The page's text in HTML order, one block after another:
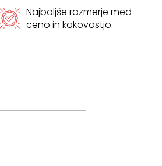
Najboljše razmerje med
ceno in kakovostjo